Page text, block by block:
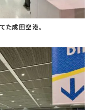
た成田空港。